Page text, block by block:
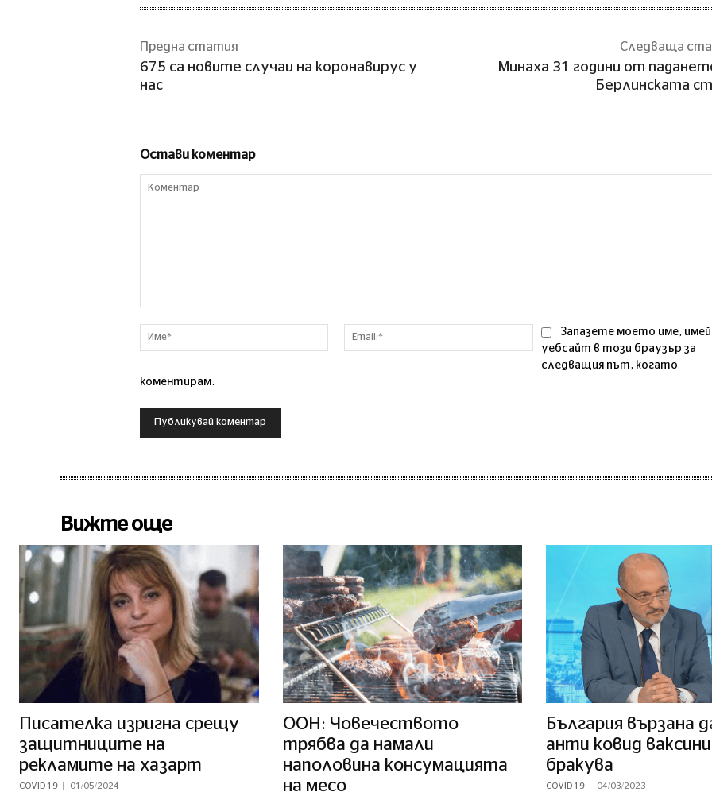
Предна статия
675 са новите случаи на коронавирус у
нас
Следваща
Минаха 31 години от
Берлинската
Остави коментар
Име*
Email:*Запазете моето име,
уебсайт в този браузър за
следващия път, когато
коментирам.
Вижте още
Писателка изригна срещу
защитниците на
рекламите на хазарт
COVID 19 01/05/2024
ООН: Човечеството
трябва да намали
наполовина консумацията
на месо
България вързана
анти ковид
бракува
COVID 19 04/03/2023